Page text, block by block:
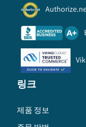
링크
제품 정보